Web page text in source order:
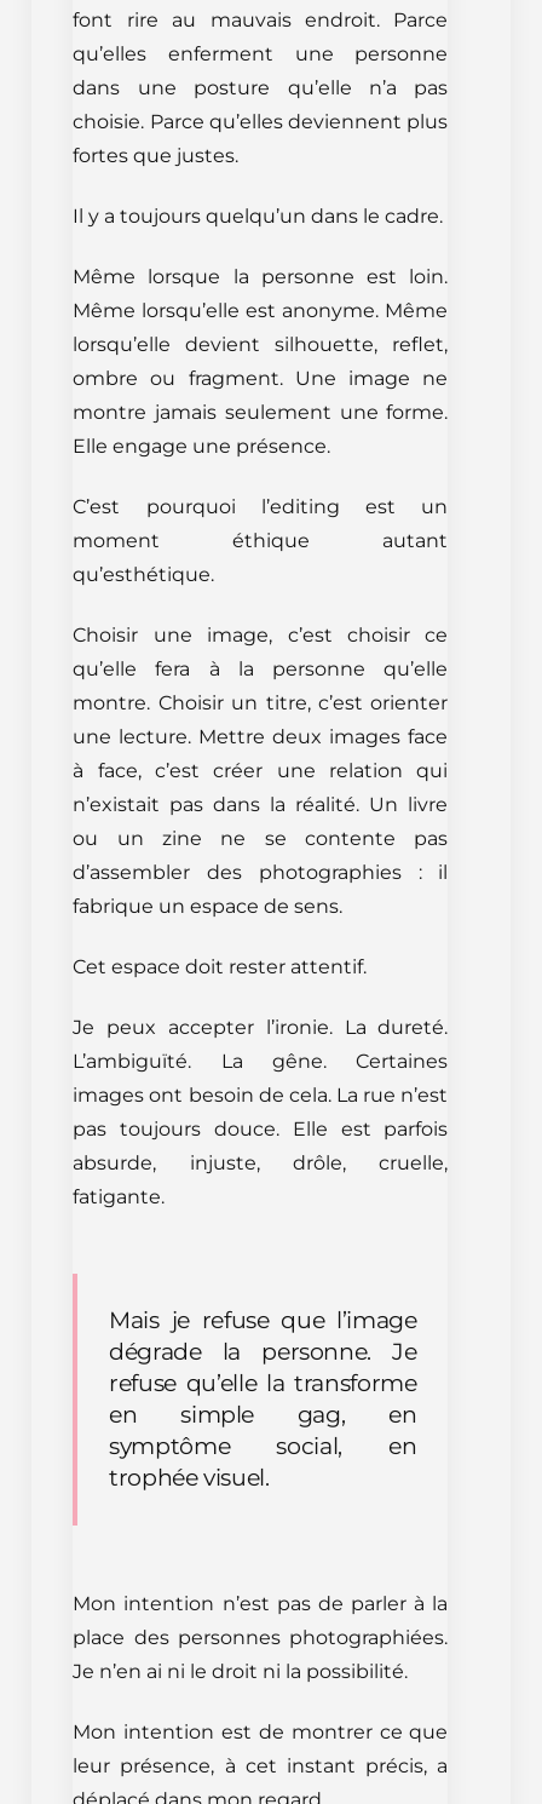
font rire au mauvais endroit. Parce
qu’elles enferment une personne
dans une posture qu’elle n’a pas
choisie. Parce qu’elles deviennent plus
fortes que justes.
Il y a toujours quelqu’un dans le cadre.
Même lorsque la personne est loin.
Même lorsqu’elle est anonyme. Même
lorsqu’elle devient silhouette, reflet,
ombre ou fragment. Une image ne
montre jamais seulement une forme.
Elle engage une présence.
C’est pourquoi l’editing est un
moment éthique autant
qu’esthétique.
Choisir une image, c’est choisir ce
qu’elle fera à la personne qu’elle
montre. Choisir un titre, c’est orienter
une lecture. Mettre deux images face
à face, c’est créer une relation qui
n’existait pas dans la réalité. Un livre
ou un zine ne se contente pas
d’assembler des photographies : il
fabrique un espace de sens.
Cet espace doit rester attentif.
Je peux accepter l’ironie. La dureté.
L’ambiguïté. La gêne. Certaines
images ont besoin de cela. La rue n’est
pas toujours douce. Elle est parfois
absurde, injuste, drôle, cruelle,
fatigante.
Mais je refuse que l’image
dégrade la personne. Je
refuse qu’elle la transforme
en simple gag, en
symptôme social, en
trophée visuel.
Mon intention n’est pas de parler à la
place des personnes photographiées.
Je n’en ai ni le droit ni la possibilité.
Mon intention est de montrer ce que
leur présence, à cet instant précis, a